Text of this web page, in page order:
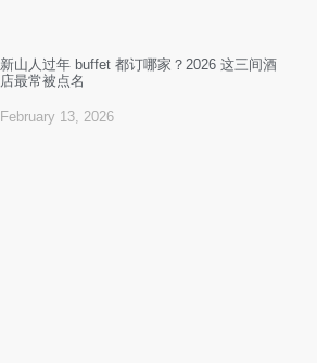
新山人过年 buffet 都订哪家？2026 这三间酒
店最常被点名
February 13, 2026